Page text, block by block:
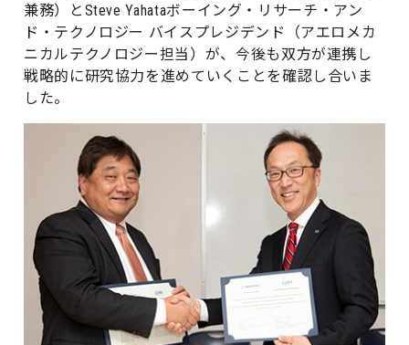
兼務）とSteve Yahataボーイング・リサーチ・アン
ド・テクノロジー バイスプレジデンド（アエロメカ
ニカルテクノロジー担当）が、今後も双方が連携し
戦略的に研究協力を進めていくことを確認し合いま
した。